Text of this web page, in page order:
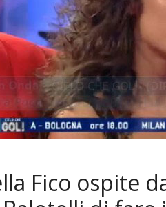
Fico ospite